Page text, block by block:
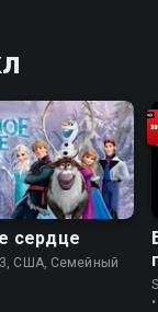
сердце
США, Семейный